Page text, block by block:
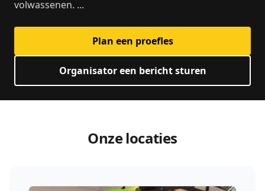
volwassenen. ...
Plan een proefles
Organisator een bericht sturen
Onze locaties